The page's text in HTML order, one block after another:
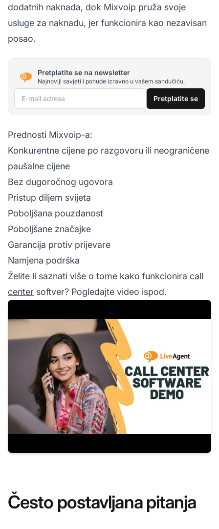
dodatnih naknada, dok Mixvoip pruža svoje
usluge za naknadu, jer funkcionira kao nezavisan
posao.
Pretplatite se na newsletter
Najnoviji savjeti i ponude izravno u vašem sandučiću.
E-mail adresa Pretplatite se
Prednosti Mixvoip-a:
Konkurentne cijene po razgovoru ili neograničene
paušalne cijene
Bez dugoročnog ugovora
Pristup diljem svijeta
Poboljšana pouzdanost
Poboljšane značajke
Garancija protiv prijevare
Namjena podrška
Želite li saznati više o tome kako funkcionira call
center softver? Pogledajte video ispod.
Često postavljana pitanja